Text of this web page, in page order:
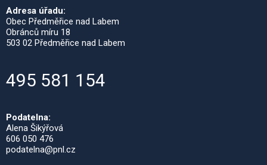
Adresa úřadu:
Obec Předměřice nad Labem
Obránců míru 18
503 02 Předměřice nad Labem
495 581 154
Podatelna:
Alena Šikýřová
606 050 476
podatelna@pnl.cz